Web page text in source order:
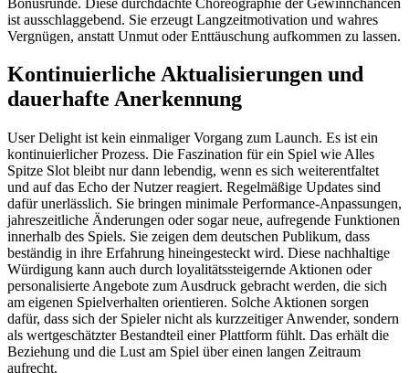
ist ausschlaggebend. Sie erzeugt Langzeitmotivation und wahres
Vergnügen, anstatt Unmut oder Enttäuschung aufkommen zu lassen.
Kontinuierliche Aktualisierungen und
dauerhafte Anerkennung
User Delight ist kein einmaliger Vorgang zum Launch. Es ist ein
kontinuierlicher Prozess. Die Faszination für ein Spiel wie Alles
Spitze Slot bleibt nur dann lebendig, wenn es sich weiterentfaltet
und auf das Echo der Nutzer reagiert. Regelmäßige Updates sind
dafür unerlässlich. Sie bringen minimale Performance-Anpassungen,
jahreszeitliche Änderungen oder sogar neue, aufregende Funktionen
innerhalb des Spiels. Sie zeigen dem deutschen Publikum, dass
beständig in ihre Erfahrung hineingesteckt wird. Diese nachhaltige
Würdigung kann auch durch loyalitätssteigernde Aktionen oder
personalisierte Angebote zum Ausdruck gebracht werden, die sich
am eigenen Spielverhalten orientieren. Solche Aktionen sorgen
dafür, dass sich der Spieler nicht als kurzzeitiger Anwender, sondern
als wertgeschätzter Bestandteil einer Plattform fühlt. Das erhält die
Beziehung und die Lust am Spiel über einen langen Zeitraum
aufrecht.